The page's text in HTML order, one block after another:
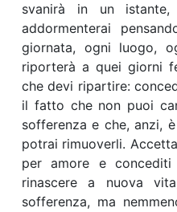
svanirà in un
addormenterai
giornata, ogni luogo,
riporterà a quei giorni
che devi ripartire:
il fatto che non puoi
sofferenza e che, anzi,
potrai rimuoverli.
per amore e
rinascere a nuova
sofferenza, ma